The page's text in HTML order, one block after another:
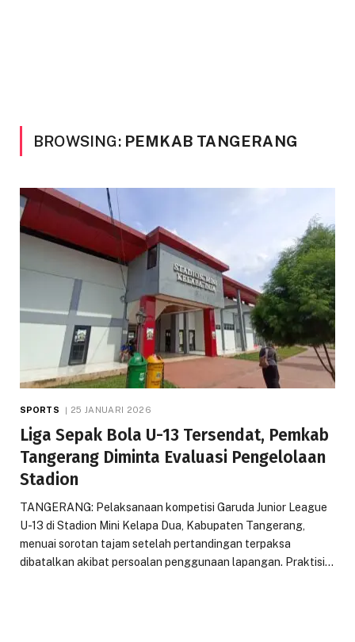
BROWSING: PEMKAB TANGERANG
SPORTS 25 JANUARI 2026
Liga Sepak Bola U-13 Tersendat, Pemkab
Tangerang Diminta Evaluasi Pengelolaan
Stadion
TANGERANG: Pelaksanaan kompetisi Garuda Junior League
U-13 di Stadion Mini Kelapa Dua, Kabupaten Tangerang,
menuai sorotan tajam setelah pertandingan terpaksa
dibatalkan akibat persoalan penggunaan lapangan. Praktisi…